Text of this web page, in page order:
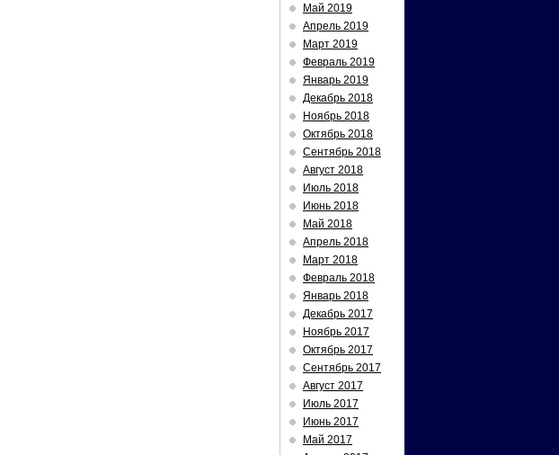
Май 2019
Апрель 2019
Март 2019
Февраль 2019
Январь 2019
Декабрь 2018
Ноябрь 2018
Октябрь 2018
Сентябрь 2018
Август 2018
Июль 2018
Июнь 2018
Май 2018
Апрель 2018
Март 2018
Февраль 2018
Январь 2018
Декабрь 2017
Ноябрь 2017
Октябрь 2017
Сентябрь 2017
Август 2017
Июль 2017
Июнь 2017
Май 2017